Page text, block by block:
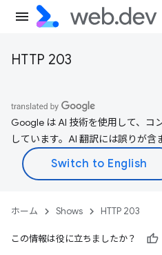
HTTP 203
Google は AI 技術を使用して、コ
しています。AI 翻訳には誤りが含
ホーム Shows HTTP 203
この情報は役に立ちましたか？